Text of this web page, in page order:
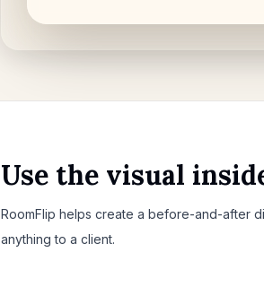
Use the visual
RoomFlip helps create a before-and-after
anything to a client.